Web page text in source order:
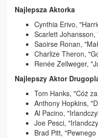
Najlepsza Aktorka
Cynthia Erivo,
Scarlett Johansson,
Saoirse Ronan,
Charlize Theron,
Renée Zellweger,
Najlepszy Aktor
Tom Hanks, "Cóż
Anthony Hopkins,
Al Pacino,
Joe Pesci,
Brad Pitt,